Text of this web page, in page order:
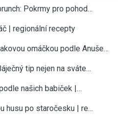
Pokrmy pro pohod…
| regionální recepty
omáčkou podle Anuše…
tip nejen na sváte…
našich babiček |…
husu po staročesku | re…